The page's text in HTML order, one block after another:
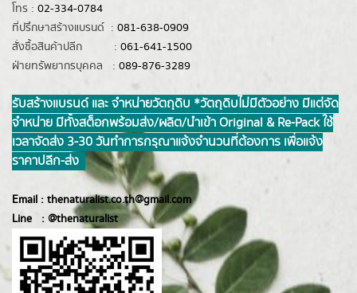
โทร : 02-334-0784
ที่ปรึกษาสร้างแบรนด์ : 081-638-0909
สั่งซื้อสินค้าปลีก : 061-641-1500
ฝ่ายทรัพยากรบุคคล : 089-876-3289
รับสร้างแบรนด์ และ จำหน่ายวัตถุดิบ *วัตถุดิบไม่มีตัวอย่าง มีแต่จัด
จำหน่าย มีทั้งสต็อกพร้อมส่ง/ผลิต/นำเข้า Original & Re-Pack ใช้
เวลาจัดส่ง 3-30 วันทำการ กรุณาแจ้งจำนวนที่ต้องการ เพื่อแจ้ง
ราคาปลีก-ส่ง
Email : thenaturalist.co.th@gmail.com
Line : @thenaturalist